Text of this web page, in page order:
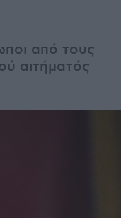
από τους
αιτήματός